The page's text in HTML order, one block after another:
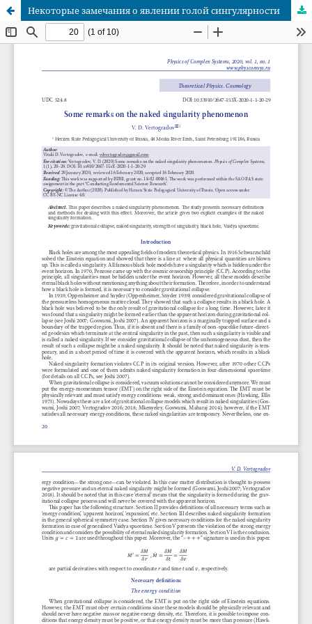
Некоторые замечания о явлении голой сингулярности